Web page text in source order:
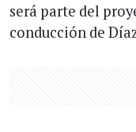
será parte del
conducción de